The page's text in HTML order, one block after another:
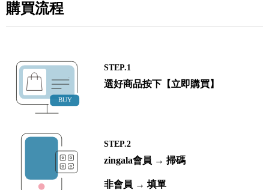
購買流程
STEP.1
選好商品按下【立即購買】
STEP.2
zingala會員 → 掃碼
非會員 → 填單